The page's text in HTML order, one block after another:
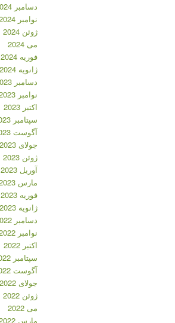
دسامبر 2024
نوامبر 2024
ژوئن 2024
می 2024
فوریه 2024
ژانویه 2024
دسامبر 2023
نوامبر 2023
اکتبر 2023
سپتامبر 2023
آگوست 2023
جولای 2023
ژوئن 2023
آوریل 2023
مارس 2023
فوریه 2023
ژانویه 2023
دسامبر 2022
نوامبر 2022
اکتبر 2022
سپتامبر 2022
آگوست 2022
جولای 2022
ژوئن 2022
می 2022
مارس 2022